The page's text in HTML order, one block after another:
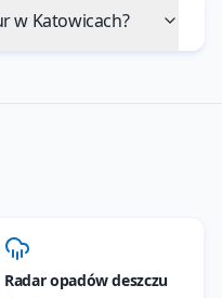
w Katowicach?
Radar opadów deszczu